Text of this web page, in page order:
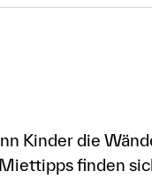
Kinder die
finden